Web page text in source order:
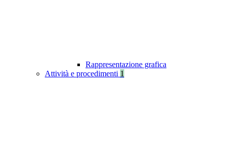
Rappresentazione grafica
Attività e procedimenti 1